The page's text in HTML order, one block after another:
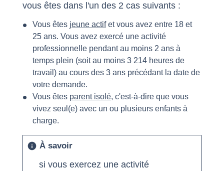
vous êtes dans l'un des 2 cas suivants :
Vous êtes jeune actifet vous avez entre 18 et
25 ans. Vous avez exercé une activité
professionnelle pendant au moins 2 ans à
temps plein (soit au moins 3 214 heures de
travail) au cours des 3 ans précédant la date de
votre demande.
Vous êtes parent isolé, c'est-à-dire que vous
vivez seul(e) avec un ou plusieurs enfants à
charge.
info À savoir
si vous exercez une activité